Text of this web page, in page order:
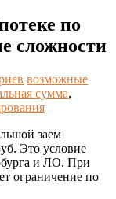
по
сложности
возможные
сумма,
заем
Это условие
и ЛО. При
ограничение по